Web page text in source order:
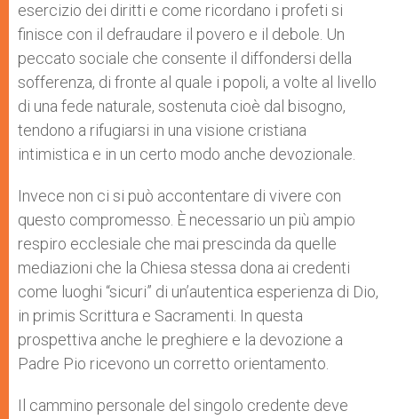
esercizio dei diritti e come ricordano i profeti si
finisce con il defraudare il povero e il debole. Un
peccato sociale che consente il diffondersi della
sofferenza, di fronte al quale i popoli, a volte al livello
di una fede naturale, sostenuta cioè dal bisogno,
tendono a rifugiarsi in una visione cristiana
intimistica e in un certo modo anche devozionale.
Invece non ci si può accontentare di vivere con
questo compromesso. È necessario un più ampio
respiro ecclesiale che mai prescinda da quelle
mediazioni che la Chiesa stessa dona ai credenti
come luoghi “sicuri” di un’autentica esperienza di Dio,
in primis Scrittura e Sacramenti. In questa
prospettiva anche le preghiere e la devozione a
Padre Pio ricevono un corretto orientamento.
Il cammino personale del singolo credente deve